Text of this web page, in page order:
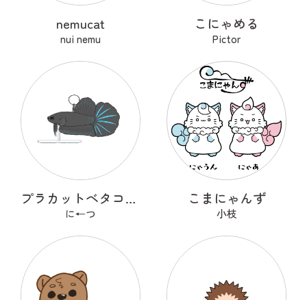
nemucat
nui nemu
こにゃめる
Pictor
プラカットベタコレクションver.1
に←つ
こまにゃんず
小枝